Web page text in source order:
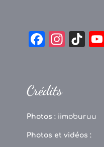
F
e
o
o
In
a
m
Ti
Crédits
Photos : iimoburuu
Photos et vidéos :